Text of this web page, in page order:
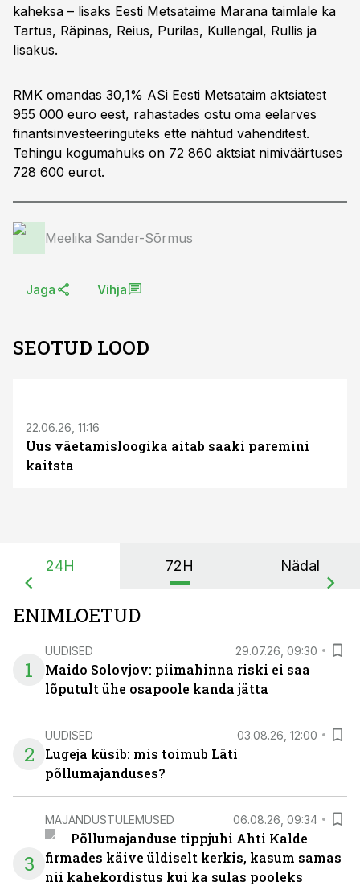
kaheksa – lisaks Eesti Metsataime Marana taimlale ka
Tartus, Räpinas, Reius, Purilas, Kullengal, Rullis ja
Iisakus.
RMK omandas 30,1% ASi Eesti Metsataim aktsiatest
955 000 euro eest, rahastades ostu oma eelarves
finantsinvesteeringuteks ette nähtud vahenditest.
Tehingu kogumahuks on 72 860 aktsiat nimiväärtuses
728 600 eurot.
Meelika Sander-Sõrmus
Jaga Vihja
SEOTUD LOOD
22.06.26, 11:16
Uus väetamisloogika aitab saaki paremini
kaitsta
24H 72H Nädal
ENIMLOETUD
1
UUDISED 29.07.26, 09:30
Maido Solovjov: piimahinna riski ei saa
lõputult ühe osapoole kanda jätta
2
UUDISED 03.08.26, 12:00
Lugeja küsib: mis toimub Läti
põllumajanduses?
3
MAJANDUSTULEMUSED 06.08.26, 09:34
Põllumajanduse tippjuhi Ahti Kalde
firmades käive üldiselt kerkis, kasum samas
nii kahekordistus kui ka sulas pooleks